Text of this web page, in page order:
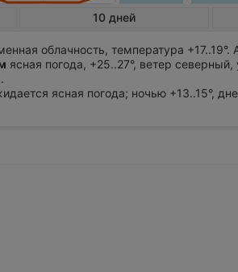
10 дней
облачность, температура
ясная погода, +25..27°, ветер
ясная погода; ночью +13..15°,